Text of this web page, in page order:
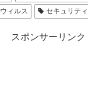
ウィルス セキュリティ
スポンサーリンク